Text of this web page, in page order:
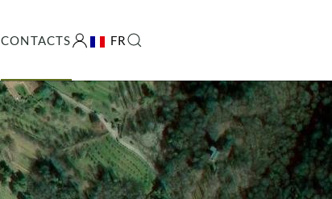
CONTACTS FR